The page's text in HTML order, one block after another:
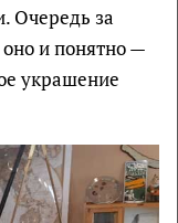
Очередь за
и понятно —
украшение